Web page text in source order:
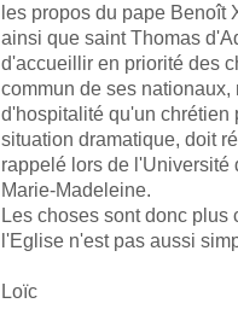
les propos du pape Benoît
ainsi que saint Thomas
d'accueillir en priorité des
commun de ses
d'hospitalité qu'un chrétien
situation dramatique, doit
rappelé lors de l'Université
Marie-Madeleine.
Les choses sont donc
l'Eglise n'est pas aussi
Loïc